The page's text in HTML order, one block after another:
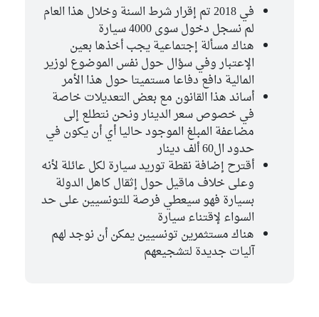
في 2018 تم إقرار شرط السنة وخلال هذا العام
لم نسجل دخول سوى 4000 سيارة
هناك مسألة إجتماعية يجب أخذها بعين
الإعتبار وفي سؤال حول نفس الموضوع لوزير
المالية دافع دفاعا مستميتا حول هذا الأمر
أساند هذا القانون مع بعض التعديلات خاصة
في خصوص سعر الدينار ونحن نتطلع إلى
مضاعفة المبلغ الموجود حاليا أي أن يكون في
حدود ال60 ألف دينار
أقترح إضافة نقطة توريد سيارة لكل عائلة لأنه
وعلى خلاف ماقيل حول إثقال كاهل الدولة
بسيارة فهو سيعطي فرصة للتونسيين على حد
السواء لإقتناء سيارة
هناك مستثمرين تونسيين يمكن أن نوجد لهم
آليات جديدة لتشجيعهم